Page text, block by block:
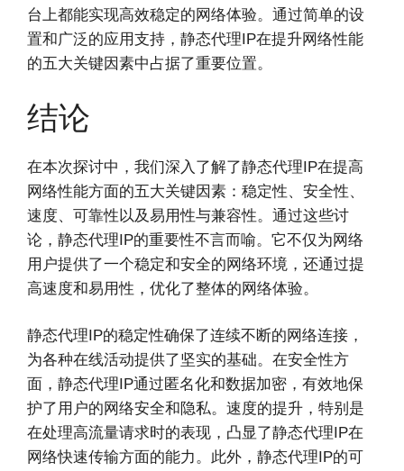
台上都能实现高效稳定的网络体验。通过简单的设
置和广泛的应用支持，静态代理IP在提升网络性能
的五大关键因素中占据了重要位置。
结论
在本次探讨中，我们深入了解了静态代理IP在提高
网络性能方面的五大关键因素：稳定性、安全性、
速度、可靠性以及易用性与兼容性。通过这些讨
论，静态代理IP的重要性不言而喻。它不仅为网络
用户提供了一个稳定和安全的网络环境，还通过提
高速度和易用性，优化了整体的网络体验。
静态代理IP的稳定性确保了连续不断的网络连接，
为各种在线活动提供了坚实的基础。在安全性方
面，静态代理IP通过匿名化和数据加密，有效地保
护了用户的网络安全和隐私。速度的提升，特别是
在处理高流量请求时的表现，凸显了静态代理IP在
网络快速传输方面的能力。此外，静态代理IP的可